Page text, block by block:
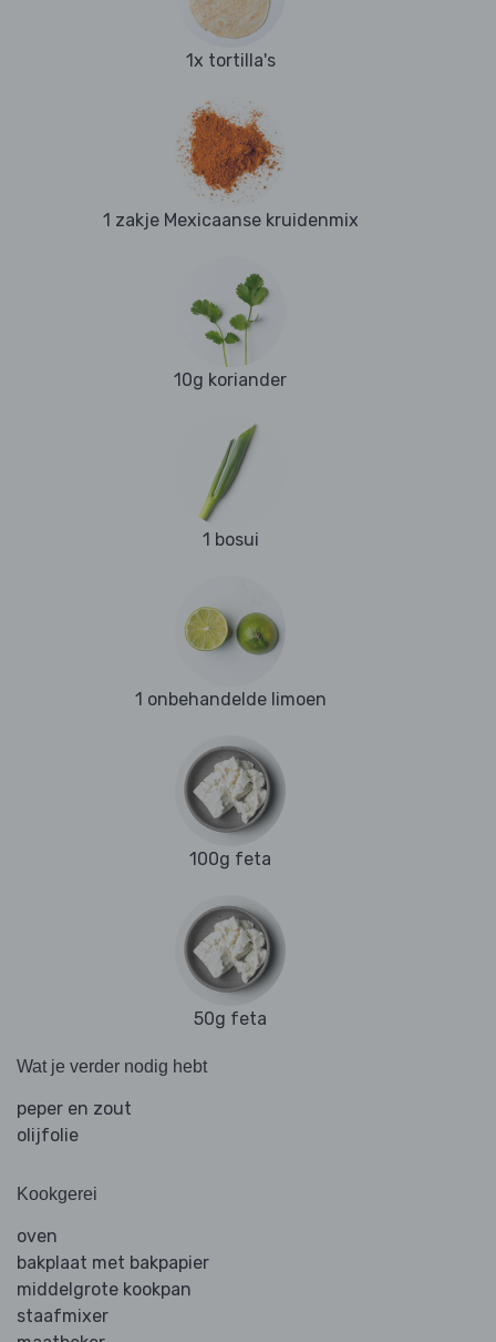
1x tortilla's
1 zakje Mexicaanse kruidenmix
10g koriander
1 bosui
1 onbehandelde limoen
100g feta
50g feta
Wat je verder nodig hebt
peper en zout
olijfolie
Kookgerei
oven
bakplaat met bakpapier
middelgrote kookpan
staafmixer